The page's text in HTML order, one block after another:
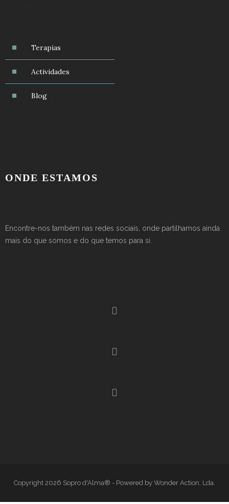
Terapias
Actividades
Blog
ONDE ESTAMOS
Encontre-nos também nas redes sociais, onde partilhamos ainda
mais do que somos e do que temos para si.
Copyright 2026 Sopro d'Alma® - Powered by Wonder Action, Lda.